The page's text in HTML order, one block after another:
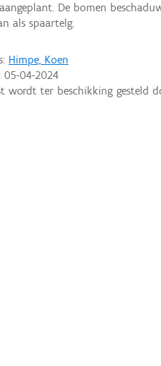
De bomen
als spaartelg.
Himpe, Koen
05-04-2024
wordt ter beschikking gesteld